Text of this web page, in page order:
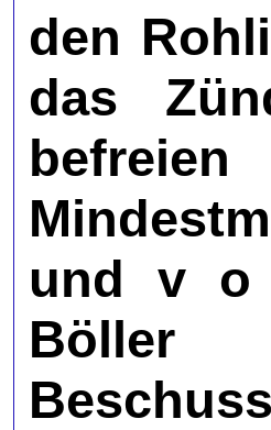
den
das
und v o
Böller